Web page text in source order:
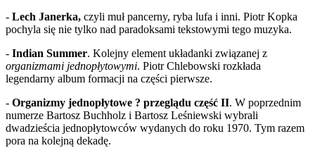
- Lech Janerka, czyli muł pancerny, ryba lufa i inni. Piotr Kopka
pochyla się nie tylko nad paradoksami tekstowymi tego muzyka.
- Indian Summer. Kolejny element układanki związanej z
organizmami jednopłytowymi. Piotr Chlebowski rozkłada
legendarny album formacji na części pierwsze.
- Organizmy jednopłytowe ? przeglądu część II. W poprzednim
numerze Bartosz Buchholz i Bartosz Leśniewski wybrali
dwadzieścia jednopłytowców wydanych do roku 1970. Tym razem
pora na kolejną dekadę.